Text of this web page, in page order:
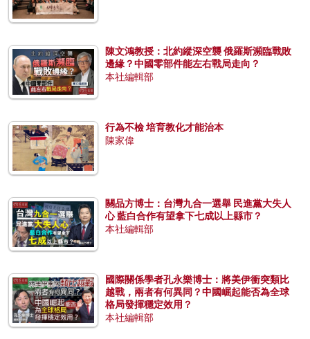
陳文鴻教授：北約縱深空襲 俄羅斯瀕臨戰敗
邊緣？中國零部件能左右戰局走向？
本社編輯部
行為不檢 培育教化才能治本
陳家偉
關品方博士：台灣九合一選舉 民進黨大失人
心 藍白合作有望拿下七成以上縣市？
本社編輯部
國際關係學者孔永樂博士：將美伊衝突類比
越戰，兩者有何異同？中國崛起能否為全球
格局發揮穩定效用？
本社編輯部